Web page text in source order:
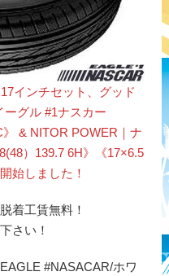
インチセット、グッド
グル #1ナスカー
》 & NITOR POWER｜ナ
）139.7 6H》《17×6.5
始しました！
着工賃無料！
さい！
#NASACAR/ホワ